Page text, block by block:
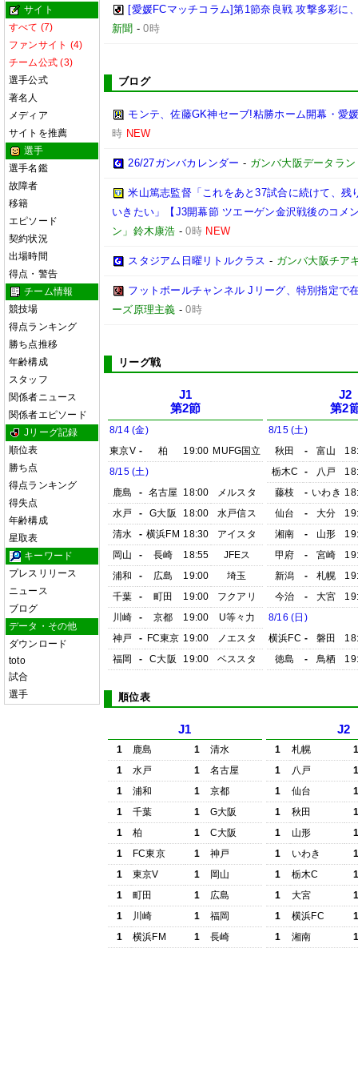
サイト
すべて (7)
ファンサイト (4)
チーム公式 (3)
選手公式
著名人
メディア
サイトを推薦
選手
選手名鑑
故障者
移籍
エピソード
契約状況
出場時間
得点・警告
チーム情報
競技場
得点ランキング
勝ち点推移
年齢構成
スタッフ
関係者ニュース
関係者エピソード
Jリーグ記録
順位表
勝ち点
得点ランキング
得失点
年齢構成
星取表
キーワード
プレスリリース
ニュース
ブログ
データ・その他
ダウンロード
toto
試合
選手
[愛媛FCマッチコラム]第1節奈良戦 攻撃多彩に
新聞 -0時
ブログ
モンテ、佐藤GK神セーブ!粘勝ホーム開幕・愛
時 NEW
26/27ガンバカレンダー - ガンバ大阪データラ
米山篤志監督「これをあと37試合に続けて、
いきたい」【J3開幕節 ツエーゲン金沢戦後のコメ
ン」鈴木康浩 -0時 NEW
スタジアム日曜リトルクラス - ガンバ大阪チア
フットボールチャンネル Jリーグ、特別指定で
ーズ原理主義 -0時
リーグ戦
J1
第2節
8/14 (金)
東京V - 柏 19:00 MUFG国立
8/15 (土)
鹿島
- 名古屋 18:00
メルスタ
水戸
- G大阪 18:00
水戸信ス
清水
- 横浜FM 18:30
アイスタ
岡山
- 長崎 18:55
JFEス
浦和
- 広島 19:00
埼玉
千葉
- 町田 19:00
フクアリ
川崎
- 京都 19:00
U等々力
神戸
- FC東京 19:00
ノエスタ
福岡
- C大阪 19:00 ベススタ
J2
第2
8/15 (土)
秋田
- 富山
栃木C
- 八戸
藤枝
- いわき
仙台
- 大分
湘南
- 山形
甲府
- 宮崎
新潟
- 札幌
今治
- 大宮
8/16 (日)
横浜FC - 磐田
徳島
- 鳥栖
順位表
J1
1 鹿島 1
清水
1
水戸 1
名古屋
1
浦和 1
京都
1
千葉 1
G大阪
1
柏 1
C大阪
1
FC東京 1
神戸
1
東京V 1
岡山
1
町田 1
広島
1
川崎 1
福岡
1
横浜FM 1 長崎
J2
1 札幌
1
八戸
1
仙台
1
秋田
1
山形
1
いわき
1
栃木C
1
大宮
1
横浜FC
1
湘南